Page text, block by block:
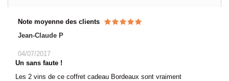
Note moyenne des clients
Jean-Claude P
04/07/2017
Un sans faute !
Les 2 vins de ce coffret cadeau Bordeaux sont vraiment